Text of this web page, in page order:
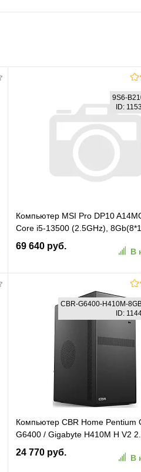
9S6-
ID:
Компьютер MSI Pro DP10
Core i5-13500 (2.5GHz),
SO-DIMM, 256GB SSD M.2, Intel
Graphics, noDVD, WiFi, BT,
69 640 руб.
В
В корзину
В избранное К
CBR-G6400-H410M-
ID:
Компьютер CBR Home Pentium
G6400 / Gigabyte H410M H V2
SSD 256GB (CBR-G6400-
24 770 руб.
В